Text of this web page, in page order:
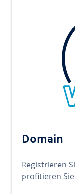
Domain
Registrieren
profitieren